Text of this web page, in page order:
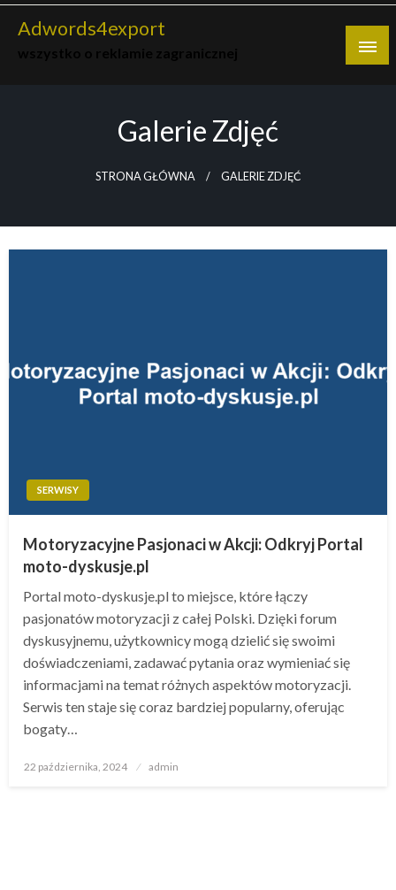
Skip
Adwords4export
Galerie Zdjęć
STRONA GŁÓWNA GALERIE ZDJĘĆ
SERWISY
Motoryzacyjne Pasjonaci w Akcji: Odkryj Portal
moto-dyskusje.pl
Portal moto-dyskusje.pl to miejsce, które łączy
pasjonatów motoryzacji z całej Polski. Dzięki forum
dyskusyjnemu, użytkownicy mogą dzielić się swoimi
doświadczeniami, zadawać pytania oraz wymieniać się
informacjami na temat różnych aspektów motoryzacji.
Serwis ten staje się coraz bardziej popularny, oferując
bogaty…
Opublikowane
22 października, 2024 admin